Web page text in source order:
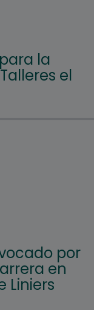
la
el
por
en
Liniers